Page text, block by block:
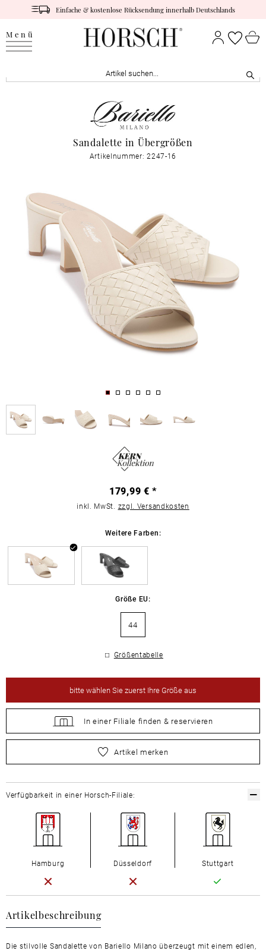
Einfache & kostenlose Rücksendung innerhalb Deutschlands
Menü
Sandalette in Übergrößen
Artikelnummer: 2247-16
179,99 € *
inkl. MwSt. zzgl. Versandkosten
Weitere Farben:
Größe EU:
44
Größentabelle
bittewählen Sie zuerst Ihre Größe aus
In einer Filiale finden & reservieren
wählen Sie zuerst Ihre Größe aus
Artikel merken
Artikelbeschreibung
Die stilvolle Sandalette von Bariello Milano überzeugt mit einem edlen,
Verfügbarkeit in einer Horsch-Filiale:
Hamburg Düsseldorf Stuttgart